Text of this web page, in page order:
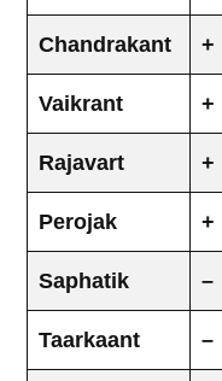
Chandrakant +
Vaikrant +
Rajavart +
Perojak +
Saphatik –
Taarkaant –